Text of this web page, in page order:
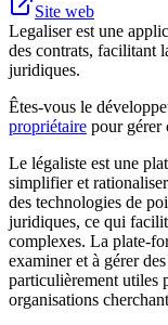
Site web
Legaliser est une
des contrats, facilitant
juridiques.
Êtes-vous le
propriétaire pour gérer
Le légaliste est une
simplifier et
des technologies de
juridiques, ce qui
complexes. La plate-
examiner et à gérer
particulièrement utiles
organisations